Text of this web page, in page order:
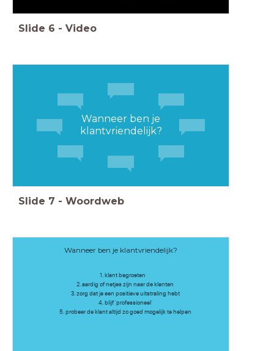
Slide 6 - Video
Wanneer ben je
klantvriendelijk?
Slide 7 - Woordweb
Wanneer ben je klantvriendelijk?
klant begroeten
2. aardig of netjes zijn naar de klanten
3. zorg dat je een positieve uitstraling hebt
4. blijf 'professioneel'
5. probeer de klant altijd zo goed mogelijk te helpen